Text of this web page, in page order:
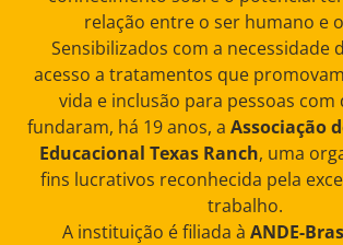
relação entre o ser humano e
Sensibilizados com a necessidade
acesso a tratamentos que
vida e inclusão para pessoas com
fundaram, há 19 anos, a Associação
Educacional Texas Ranch, uma
fins lucrativos reconhecida pela
trabalho.
A instituição é filiada à ANDE-